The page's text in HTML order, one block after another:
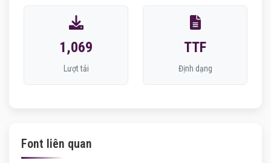
1,069
Lượt tải
TTF
Định dạng
Font liên quan